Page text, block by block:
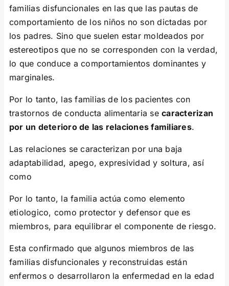
familias disfuncionales en las que las pautas de
comportamiento de los niños no son dictadas por
los padres. Sino que suelen estar moldeados por
estereotipos que no se corresponden con la verdad,
lo que conduce a comportamientos dominantes y
marginales.
Por lo tanto, las familias de los pacientes con
trastornos de conducta alimentaria secaracterizan
por un deterioro de las relaciones familiares.
Las relaciones se caracterizan por una baja
adaptabilidad, apego, expresividad y soltura, así
como
Por lo tanto, la familia actúa como elemento
etiologico, como protector y defensor que es
miembros, para equilibrar el componente de riesgo.
Esta confirmado que algunos miembros de las
familias disfuncionales y reconstruidas están
enfermos o desarrollaron la enfermedad en la edad